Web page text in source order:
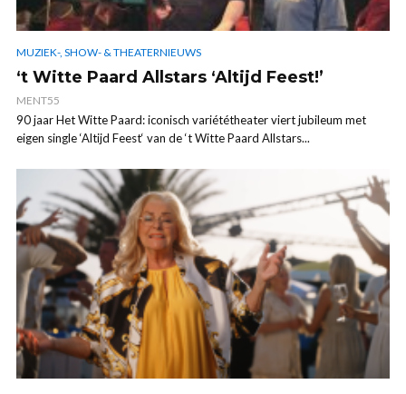
MUZIEK-, SHOW- & THEATERNIEUWS
‘t Witte Paard Allstars ‘Altijd Feest!’
MENT55
90 jaar Het Witte Paard: iconisch variététheater viert jubileum met
eigen single ‘Altijd Feest‘ van de ‘t Witte Paard Allstars...